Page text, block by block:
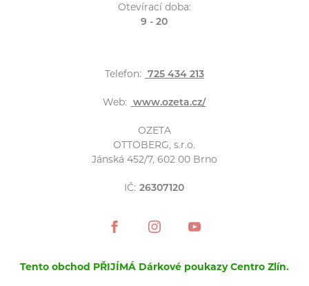
Otevírací doba:
9 - 20
Telefon: 725 434 213
Web: www.ozeta.cz/
OZETA
OTTOBERG, s.r.o.
Jánská 452/7, 602 00 Brno
IČ: 26307120
Tento obchod PŘIJÍMÁ Dárkové poukazy Centro Zlín.